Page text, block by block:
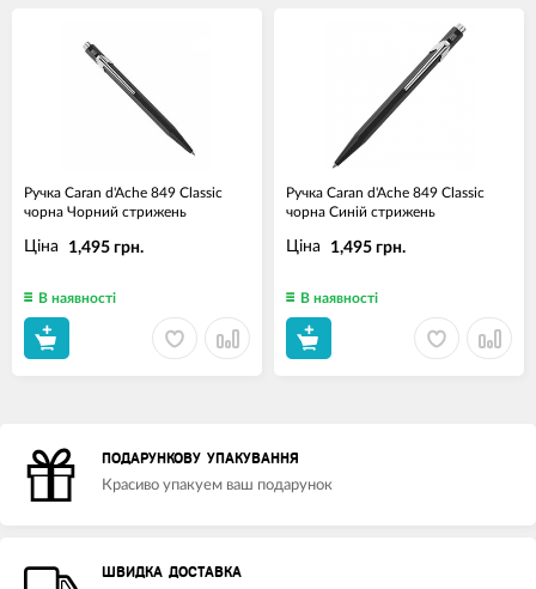
Ручка Caran d'Ache 849 Classic
чорна Чорний стрижень
Ціна 1,495 грн.
В наявності
Ручка Caran d'Ache 849 Classic
чорна Синій стрижень
Ціна 1,495 грн.
В наявності
ПОДАРУНКОВУ УПАКУВАННЯ
Красиво упакуем ваш подарунок
ШВИДКА ДОСТАВКА